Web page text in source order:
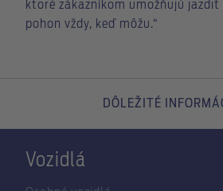
ktoré zákazníkom umožňujú
pohon vždy, keď môžu.“
DÔLEŽITÉ
Vozidlá